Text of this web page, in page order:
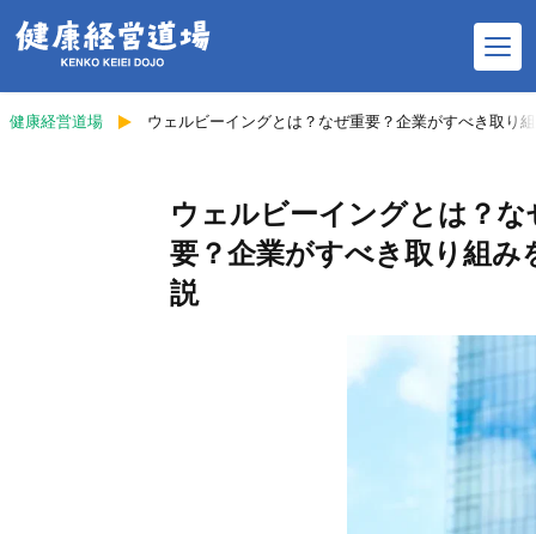
健康経営ウェビナー予定
健康経営道場 ウェルビーイングとは？なぜ重要？企業がすべき取り
ウェルビーイングとは？な
要？企業がすべき取り組み
説